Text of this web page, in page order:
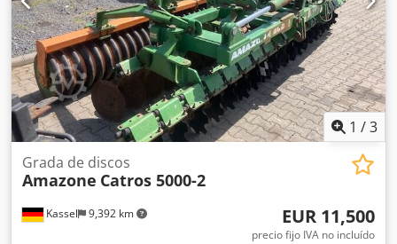
1 /3
Kassel 9,392 km
Grada de discos
Amazone Catros 5000-2
EUR 11,500
precio fijo IVA no incluído